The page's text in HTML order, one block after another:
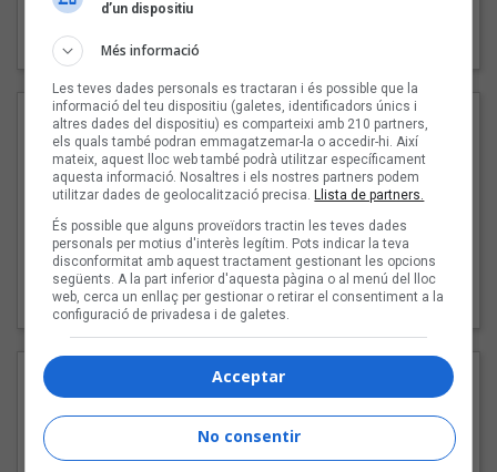
"Les cabres"
94 Rules amb Compte
d’un dispositiu
Més informació
Les teves dades personals es tractaran i és possible que la
informació del teu dispositiu (galetes, identificadors únics i
altres dades del dispositiu) es comparteixi amb 210 partners,
els quals també podran emmagatzemar-la o accedir-hi. Així
mateix, aquest lloc web també podrà utilitzar específicament
aquesta informació. Nosaltres i els nostres partners podem
utilitzar dades de geolocalització precisa. Llista de partners.
És possible que alguns proveïdors tractin les teves dades
personals per motius d'interès legítim. Pots indicar la teva
disconformitat amb aquest tractament gestionant les opcions
següents. A la part inferior d'aquesta pàgina o al menú del lloc
web, cerca un enllaç per gestionar o retirar el consentiment a la
configuració de privadesa i de galetes.
Acceptar
No consentir